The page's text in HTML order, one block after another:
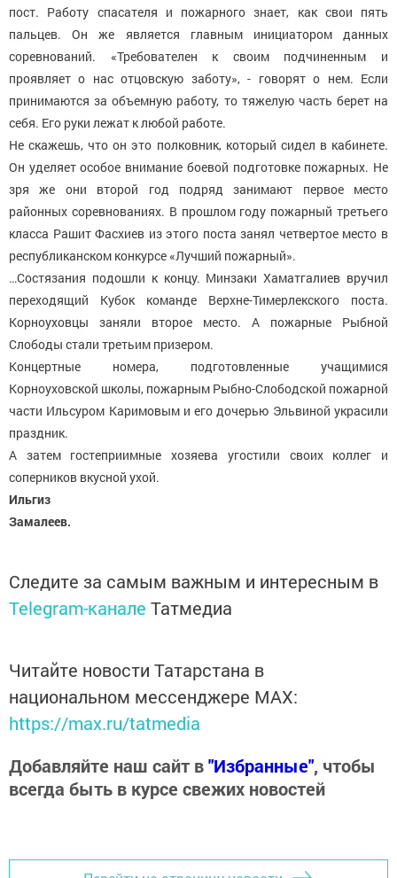
пост. Работу спасателя и пожарного знает, как свои пять
пальцев. Он же является главным инициатором данных
соревнований. «Требователен к своим подчиненным и
проявляет о нас отцовскую заботу», - говорят о нем. Если
принимаются за объемную работу, то тяжелую часть берет на
себя. Его руки лежат к любой работе.
Не скажешь, что он это полковник, который сидел в кабинете.
Он уделяет особое внимание боевой подготовке пожарных. Не
зря же они второй год подряд занимают первое место
районных соревнованиях. В прошлом году пожарный третьего
класса Рашит Фасхиев из этого поста занял четвертое место в
республиканском конкурсе «Лучший пожарный».
…Состязания подошли к концу. Минзаки Хаматгалиев вручил
переходящий Кубок команде Верхне-Тимерлекского поста.
Корноуховцы заняли второе место. А пожарные Рыбной
Слободы стали третьим призером.
Концертные номера, подготовленные учащимися
Корноуховской школы, пожарным Рыбно-Слободской пожарной
части Ильсуром Каримовым и его дочерью Эльвиной украсили
праздник.
А затем гостеприимные хозяева угостили своих коллег и
соперников вкусной ухой.
Ильгиз
Замалеев.
Следите за самым важным и интересным в
Telegram-канале Татмедиа
Читайте новости Татарстана в
национальном мессенджере MАХ:
https://max.ru/tatmedia
Добавляйте наш сайт в"Избранные", чтобы
всегда быть в курсе свежих новостей